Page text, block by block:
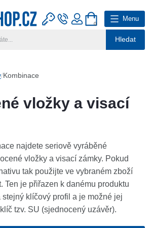
Hledat
0
Menu
Kombinace
vložky a visací
najdete seriově vyráběné
vložky a visací zámky. Pokud
tak použijte ve vybraném zboží
Ten je přiřazen k danému produktu
stejný klíčový profil a je možné jej
tzv. SU (sjednocený uzávěr).